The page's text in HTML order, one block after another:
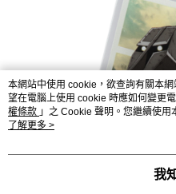
本網站中使用 cookie，欲查詢有關本
望在電腦上使用 cookie 時應如何變更
權條款 」之 Cookie 聲明。您繼續使
用條款之 Cookie 聲明使用 cookie。
了解更多 >
我